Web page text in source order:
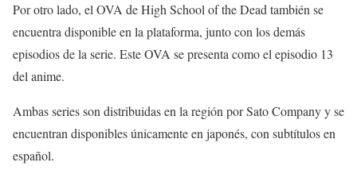
Por otro lado, el OVA de High School of the Dead también se
encuentra disponible en la plataforma, junto con los demás
episodios de la serie. Este OVA se presenta como el episodio 13
del anime.
Ambas series son distribuidas en la región por Sato Company y se
encuentran disponibles únicamente en japonés, con subtítulos en
español.